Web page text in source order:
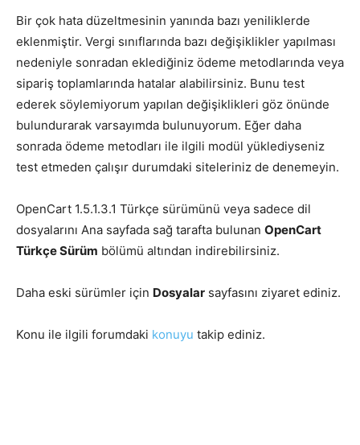
Bir çok hata düzeltmesinin yanında bazı yeniliklerde
eklenmiştir. Vergi sınıflarında bazı değişiklikler yapılması
nedeniyle sonradan eklediğiniz ödeme metodlarında veya
sipariş toplamlarında hatalar alabilirsiniz. Bunu test
ederek söylemiyorum yapılan değişiklikleri göz önünde
bulundurarak varsayımda bulunuyorum. Eğer daha
sonrada ödeme metodları ile ilgili modül yüklediyseniz
test etmeden çalışır durumdaki siteleriniz de denemeyin.
OpenCart 1.5.1.3.1 Türkçe sürümünü veya sadece dil
dosyalarını Ana sayfada sağ tarafta bulunan OpenCart
Türkçe Sürüm bölümü altından indirebilirsiniz.
Daha eski sürümler için Dosyalar sayfasını ziyaret ediniz.
Konu ile ilgili forumdaki konuyu takip ediniz.